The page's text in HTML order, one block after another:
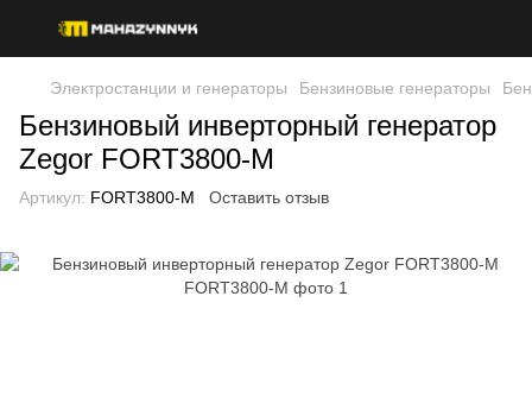
Электростанции и генераторы Бензиновые генераторы
Бензиновый инверторный генератор
Zegor FORT3800-M
Артикул: FORT3800-M Оставить отзыв